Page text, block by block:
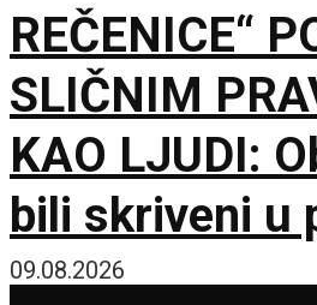
REČENICE“
SLIČNIM
KAO LJUDI:
bili skriveni u
09.08.2026